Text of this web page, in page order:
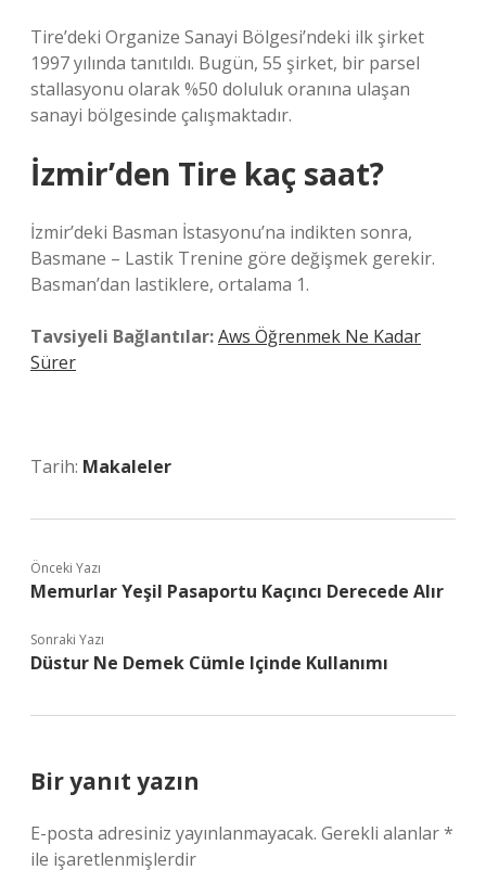
Tire’deki Organize Sanayi Bölgesi’ndeki ilk şirket
1997 yılında tanıtıldı. Bugün, 55 şirket, bir parsel
stallasyonu olarak %50 doluluk oranına ulaşan
sanayi bölgesinde çalışmaktadır.
İzmir’den Tire kaç saat?
İzmir’deki Basman İstasyonu’na indikten sonra,
Basmane – Lastik Trenine göre değişmek gerekir.
Basman’dan lastiklere, ortalama 1.
Tavsiyeli Bağlantılar:Aws Öğrenmek Ne Kadar
Sürer
Tarih: Makaleler
Önceki Yazı
Memurlar Yeşil Pasaportu Kaçıncı Derecede Alır
Sonraki Yazı
Düstur Ne Demek Cümle Içinde Kullanımı
Bir yanıt yazın
E-posta adresiniz yayınlanmayacak. Gerekli alanlar*
ile işaretlenmişlerdir